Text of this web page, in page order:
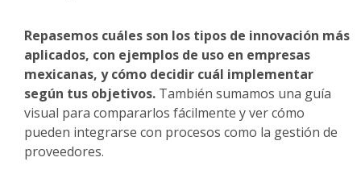
Repasemos cuáles son los tipos de innovación más
aplicados, con ejemplos de uso en empresas
mexicanas, y cómo decidir cuál implementar
según tus objetivos. También sumamos una guía
visual para compararlos fácilmente y ver cómo
pueden integrarse con procesos como la gestión de
proveedores.